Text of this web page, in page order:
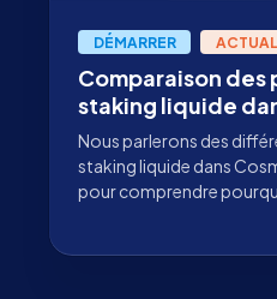
DÉMARRER
Comparaison
staking liquide
Nous parlerons des
staking liquide dans
pour comprendre